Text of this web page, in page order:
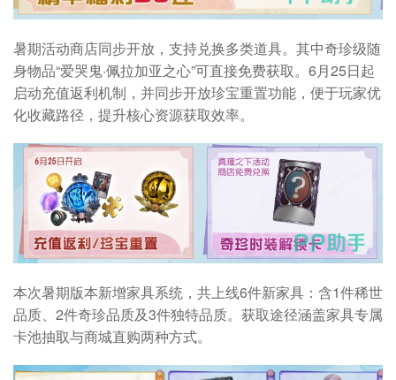
暑期活动商店同步开放，支持兑换多类道具。其中奇珍级随
身物品“爱哭鬼·佩拉加亚之心”可直接免费获取。6月25日起
启动充值返利机制，并同步开放珍宝重置功能，便于玩家优
化收藏路径，提升核心资源获取效率。
本次暑期版本新增家具系统，共上线6件新家具：含1件稀世
品质、2件奇珍品质及3件独特品质。获取途径涵盖家具专属
卡池抽取与商城直购两种方式。